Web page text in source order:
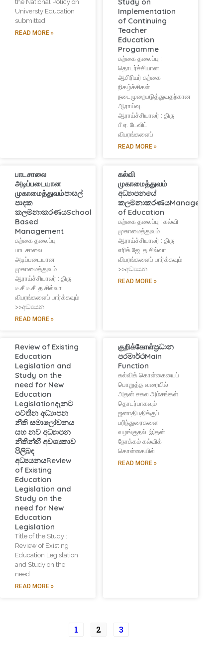
the National Policy on
Universty Education
submitted
READ MORE »
Implementation
of Continuing
Teacher
Education
Progamme
கற்கை தலைப்பு :
தொடர்ச்சியான
ஆசிரியர் கற்கை
நிகழ்ச்சிகள்
நடைமுறைபடுத்துவதற்கான
ஆராய்வு.
ஆராய்ச்சியாலர் : திரு.
பீ.ஏ. டேவிட்
விபரங்களைப்
READ MORE »
பாடசாலை
அடிப்படையான
முகாமைத்துவம்පාසල්
පාදක
කලමනාකරණයSchool
Based
Management
கற்கை தலைப்பு :
பாடசாலை
அடிப்படையான
முகாமைத்துவம்
ஆராய்ச்சியாலர் : திரு.
டீ.சீ.டீ.சீ. த சில்வா
விபரங்களைப் பார்க்கவும்
>>අධ්‍යයන
READ MORE »
கல்வி
முகாமைத்துவம்
අධ්‍යාපනයේ
කලමනාකරණයManagement
of Education
கற்கை தலைப்பு : கல்வி
முகாமைத்துவம்
ஆராய்ச்சியாலர் : திரு.
எரிக் ஜே. த சில்வா
விபரங்களைப் பார்க்கவும்
>>අධ්‍යයන
READ MORE »
Review of Existing
Education
Legislation and
Study on the
need for New
Education
Legislationදැනට
පවතින අධ්‍යාපන
නීති සමාලෝචනය
සහ නව අධ්‍යාපන
නීතීන්හී අවශ්‍යතාව
පිලිබඳ
අධ්‍යයනයReview
of Existing
Education
Legislation and
Study on the
need for New
Education
Legislation
Title of the Study :
Review of Existing
Education Legislation
and Study on the
need
READ MORE »
குறிக்கோள்ප්‍රධාන
පරමාර්ථMain
Function
கல்விக் கொள்கையைப்
பொறுத்த வரையில்
அதன் சகல அம்சங்கள்
தொடர்பாகவும்
ஜனாதிபதிக்குப்
பரிந்துரைகளை
வழங்குதல். இதன்
நோக்கம் கல்விக்
கொள்கையில்
READ MORE »
1 2 3